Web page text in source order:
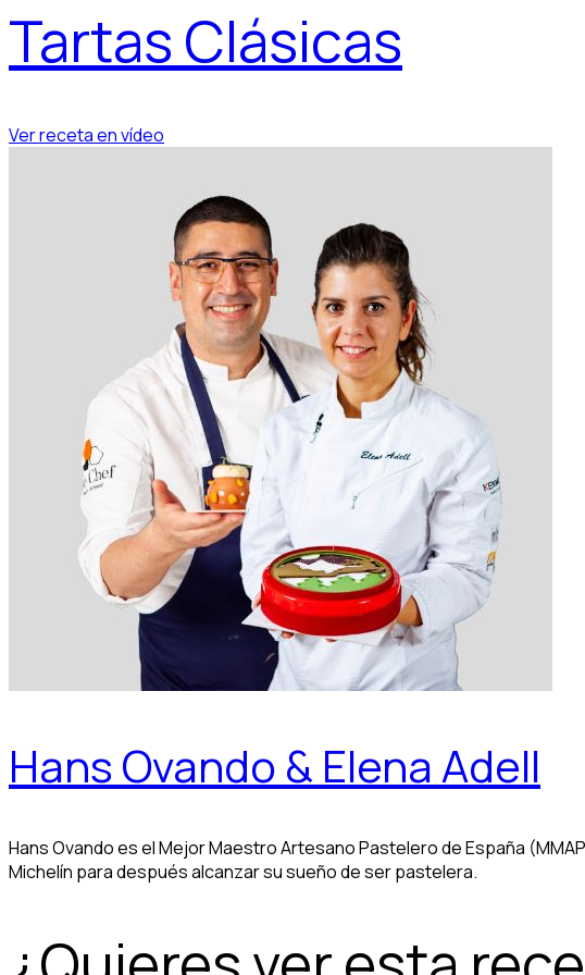
Tartas Clásicas
Ver receta en vídeo
Hans Ovando & Elena Adell
Hans Ovando es el Mejor Maestro Artesano Pastelero de España
Michelín para después alcanzar su sueño de ser pastelera.